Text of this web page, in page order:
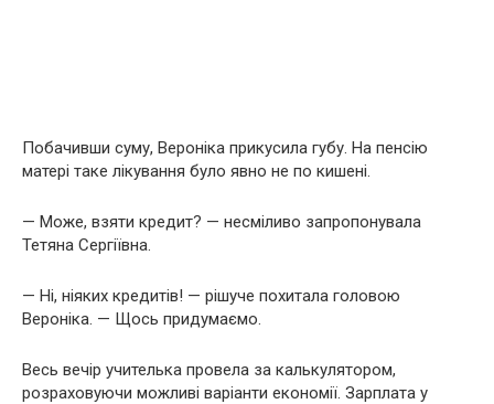
Побачивши суму, Вероніка прикусила губу. На пенсію
матері таке лікування було явно не по кишені.
— Може, взяти кредит? — несміливо запропонувала
Тетяна Сергіївна.
— Ні, ніяких кредитів! — рішуче похитала головою
Вероніка. — Щось придумаємо.
Весь вечір учителька провела за калькулятором,
розраховуючи можливі варіанти економії. Зарплата у